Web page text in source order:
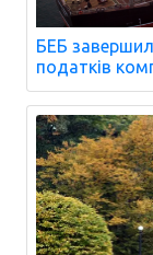
БЕБ
податків